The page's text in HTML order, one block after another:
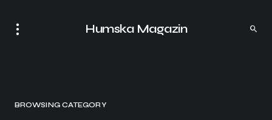
Humska Magazin
BROWSING CATEGORY